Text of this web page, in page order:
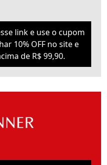
link e use o cupom
10% OFF no site e
de R$ 99,90.